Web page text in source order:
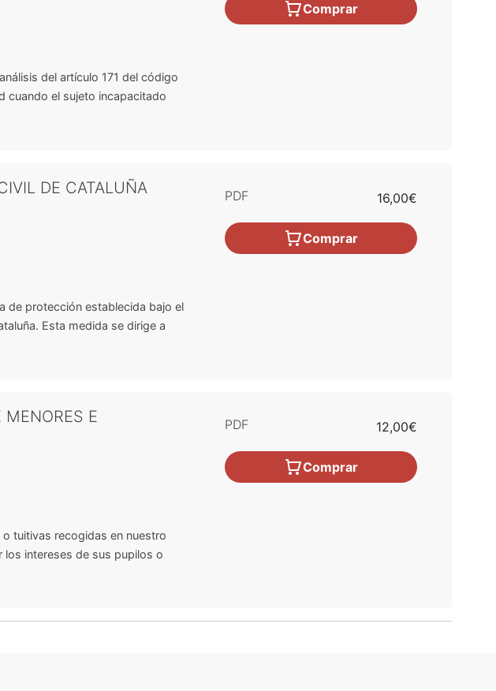
del artículo 171 del código
cuando el sujeto incapacitado
Comprar
DE CATALUÑA
de protección establecida bajo el
Esta medida se dirige a
PDF 16,00€
Comprar
E
tuitivas recogidas en nuestro
los intereses de sus pupilos o
PDF 12,00€
Comprar